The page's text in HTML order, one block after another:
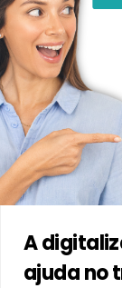
A
ajuda no